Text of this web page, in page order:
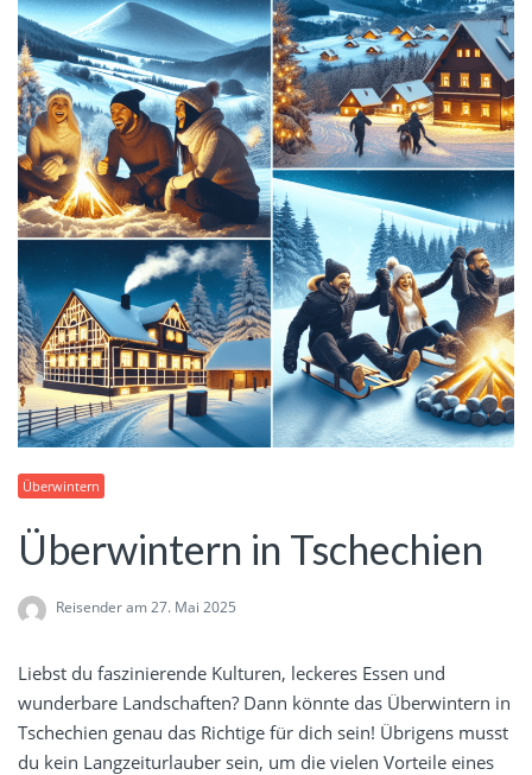
Überwintern
Überwintern in Tschechien
Reisenderam 27. Mai 2025
Liebst du faszinierende Kulturen, leckeres Essen und
wunderbare Landschaften? Dann könnte das Überwintern in
Tschechien genau das Richtige für dich sein! Übrigens musst
du kein Langzeiturlauber sein, um die vielen Vorteile eines